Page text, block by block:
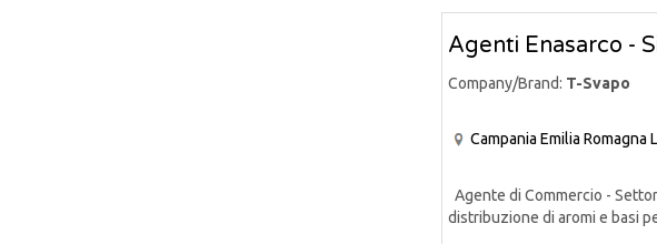
Agenti Enasarco -
Company/Brand: T-Svapo
Campania Emilia Romagna
Agente di Commercio -
distribuzione di aromi e basi